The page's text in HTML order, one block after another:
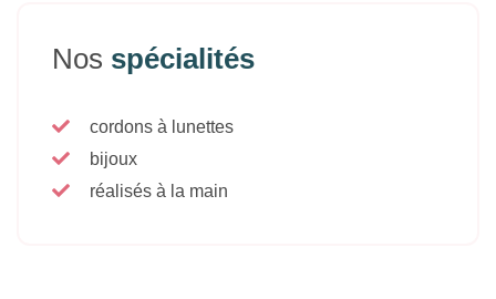
Nos spécialités
cordons à lunettes
bijoux
réalisés à la main